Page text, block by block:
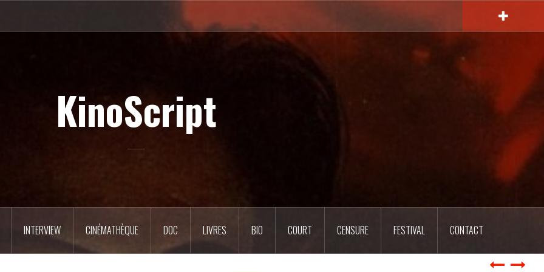
KinoScript
INTERVIEW CINÉMATHÈQUE DOC LIVRES BIO COURT CENSURE FESTIVAL CONTACT